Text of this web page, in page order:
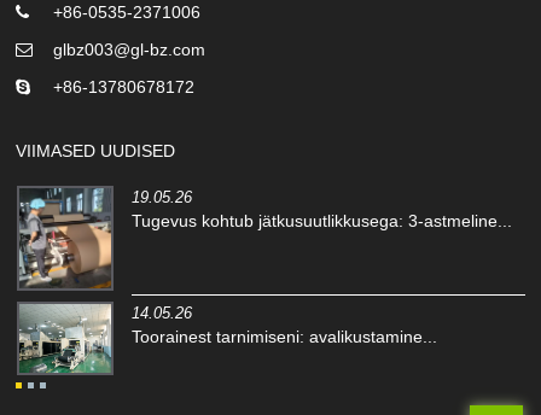
+86-0535-2371006
glbz003@gl-bz.com
+86-13780678172
VIIMASED UUDISED
19.05.26
Tugevus kohtub jätkusuutlikkusega: 3-astmeline...
14.05.26
Toorainest tarnimiseni: avalikustamine...